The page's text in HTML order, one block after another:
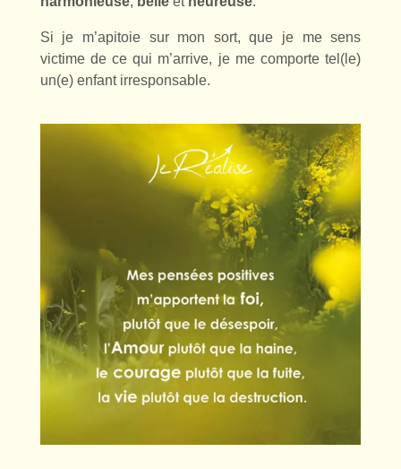
Si je m’apitoie sur mon sort, que je me sens
victime de ce qui m’arrive, je me comporte tel(le)
un(e) enfant irresponsable.